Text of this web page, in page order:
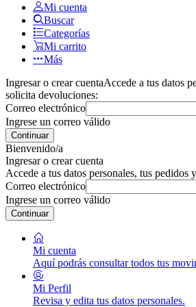
Mi cuenta
Buscar
Categorías
Mi carrito
Más
Ingresar o crear cuentaAccede a tus datos
solicita devoluciones:
Correo electrónico
Ingrese un correo válido
Continuar
Bienvenido/a
Ingresar o crear cuenta
Accede a tus datos personales, tus pedidos
Correo electrónico
Ingrese un correo válido
Continuar
Mi cuenta
Aquí podrás consultar todos tus
Mi Perfil
Revisa y edita tus datos personales.